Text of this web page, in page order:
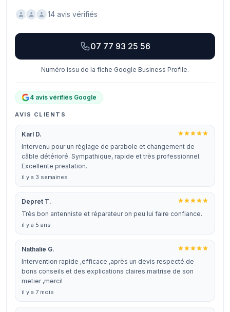
14 avis vérifiés
07 77 93 25 56
Numéro issu de la fiche Google Business Profile.
4 avis vérifiés Google
AVIS CLIENTS
Karl D.
Intervenu pour un réglage de parabole et changement de
câble détérioré. Sympathique, rapide et très professionnel.
Excellente prestation.
il y a 3 semaines
Depret T.
Très bon antenniste et réparateur on peu lui faire confiance.
il y a 5 ans
Nathalie G.
Intervention rapide ,efficace ,après un devis respecté.de
bons conseils et des explications claires.maitrise de son
metier ,merci!
il y a 7 mois